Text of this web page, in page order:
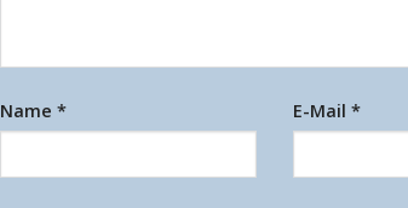
Name * E-Mail *